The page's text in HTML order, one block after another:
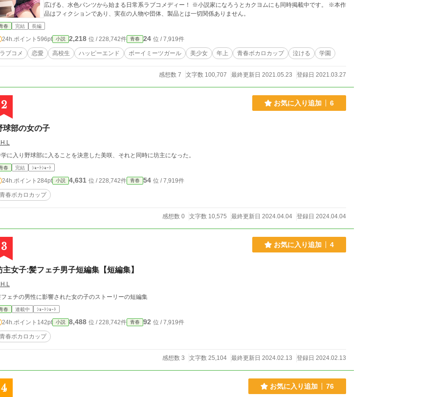
広げる、水色パンツから始まる日常系ラブコメディー！ ※小説家になろうとカクヨムにも同時掲載中です。 ※本作
品はフィクションであり、実在の人物や団体、製品とは一切関係ありません。
春 完結 長編
24h.ポイント 596pt 小説 2,218 位 / 228,742件 青春 24 位 / 7,919件
ラブコメ 恋愛 高校生 ハッピーエンド ボーイミーツガール 美少女 年上 青春ボカロカップ 泣ける 学園
感想数 7 文字数 100,707 最終更新日 2021.05.23 登録日 2021.03.27
2 お気に入り追加 6
球部の女の子
に入り野球部に入ることを決意した美咲、それと同時に坊主になった。
春 完結 ｼｮｰﾄｼｮｰﾄ
24h.ポイント 284pt 小説 4,631 位 / 228,742件 青春 54 位 / 7,919件
青春ボカロカップ
感想数 0 文字数 10,575 最終更新日 2024.04.04 登録日 2024.04.04
3 お気に入り追加 4
主女子:髪フェチ男子短編集【短編集】
ェチの男性に影響された女の子のストーリーの短編集
春 連載中 ｼｮｰﾄｼｮｰﾄ
24h.ポイント 142pt 小説 8,488 位 / 228,742件 青春 92 位 / 7,919件
青春ボカロカップ
感想数 3 文字数 25,104 最終更新日 2024.02.13 登録日 2024.02.13
4 お気に入り追加 76